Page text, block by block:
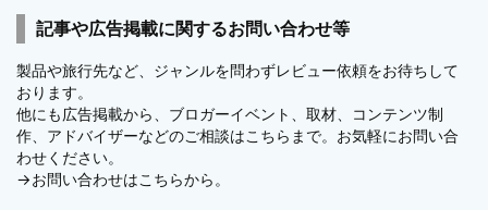
記事や広告掲載に関するお問い合わせ等
製品や旅行先など、ジャンルを問わずレビュー依頼をお待ちして
おります。
他にも広告掲載から、ブロガーイベント、取材、コンテンツ制
作、アドバイザーなどのご相談はこちらまで。お気軽にお問い合
わせください。
→お問い合わせはこちらから。